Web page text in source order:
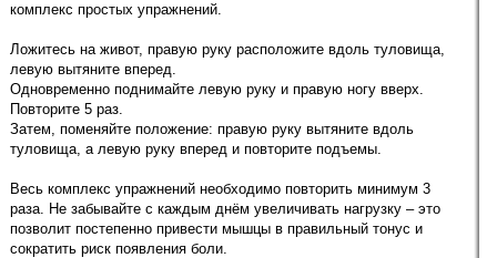
комплекс простых упражнений.
Ложитесь на живот, правую руку расположите вдоль туловища,
левую вытяните вперед.
Одновременно поднимайте левую руку и правую ногу вверх.
Повторите 5 раз.
Затем, поменяйте положение: правую руку вытяните вдоль
туловища, а левую руку вперед и повторите подъемы.
Весь комплекс упражнений необходимо повторить минимум 3
раза. Не забывайте с каждым днём увеличивать нагрузку – это
позволит постепенно привести мышцы в правильный тонус и
сократить риск появления боли.